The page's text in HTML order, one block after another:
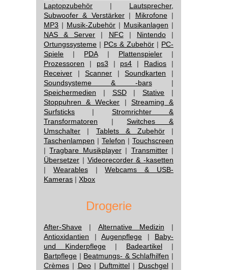
Laptopzubehör | Lautsprecher,
Subwoofer & Verstärker| Mikrofone|
MP3 | Musik-Zubehör | Musikanlagen |
NAS & Server | NFC| Nintendo|
Ortungssysteme | PCs & Zubehör | PC-
Spiele | PDA| Plattenspieler|
Prozessoren | ps3 | ps4 | Radios |
Receiver |Scanner |Soundkarten |
Soundsysteme & -bars|
Speichermedien | SSD|Stative |
Stoppuhren & Wecker | Streaming &
Surfsticks | Stromrichter &
Transformatoren |Switches &
Umschalter | Tablets & Zubehör|
Taschenlampen | Telefon | Touchscreen
|Tragbare Musikplayer| Transmitter|
Übersetzer | Videorecorder & -kasetten
| Wearables|Webcams & USB-
Kameras | Xbox
Drogerie
After-Shave | Alternative Medizin |
Antioxidantien | Augenpflege | Baby-
und Kinderpflege | Badeartikel |
Bartpflege | Beatmungs- & Schlafhilfen |
Crèmes | Deo| Duftmittel | Duschgel|